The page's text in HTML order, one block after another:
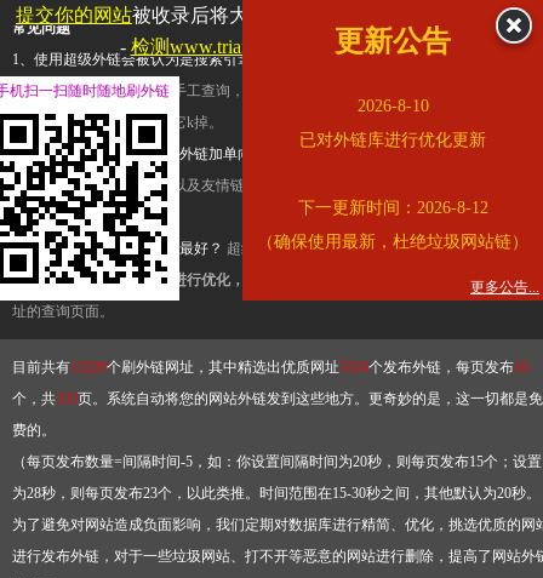
常见问题
1、使用超级外链会被认为是搜索引擎优化作弊吗？ 超级外链只是一个简便而集成
查询工具，模拟的是正常手工查询，不是作弊。如果是作弊，那您可以使用超级外
推广竞争对手的网址，让它k掉。
2、网站优化单纯依靠超级外链加单向链接可行吗？
链，需要结合普通的外链以及友情链接，您可以到站长论坛发布外链，到友情链接
台交换友情链接。
3、如何使用超级外链效果最好？ 超级外链不同于普通的外链，它是动态的链接，
有频繁使用超级外链工具进行优化，才能获得稳定的外链
，最终使搜索引擎收录带
址的查询页面。
目前共有13226个刷外链网址，其中精选出优质网址3324个发布外链，每页发布10
个，共333页。系统自动将您的网站外链发到这些地方。更奇妙的是，这一切都是免
费的。
（每页发布数量=间隔时间-5，如：你设置间隔时间为20秒，则每页发布15个；设置
为28秒，则每页发布23个，以此类推。时间范围在15-30秒之间，其他默认为20秒
为了避免对网站造成负面影响，我们定期对数据库进行精简、优化，挑选优质的网
进行发布外链，对于一些垃圾网站、打不开等恶意的网站进行删除，提高了网站外
提交你的网站被收录后将大幅提升流量和外链，
查看展示页面
- 检测www.triangle.com.cn是否收录
更新公告
2026-8-10
已对外链库进行优化更新
下一更新时间：2026-8-12
（确保使用最新，杜绝垃圾网站链）
更多公告...
机扫一扫随时随地刷外链